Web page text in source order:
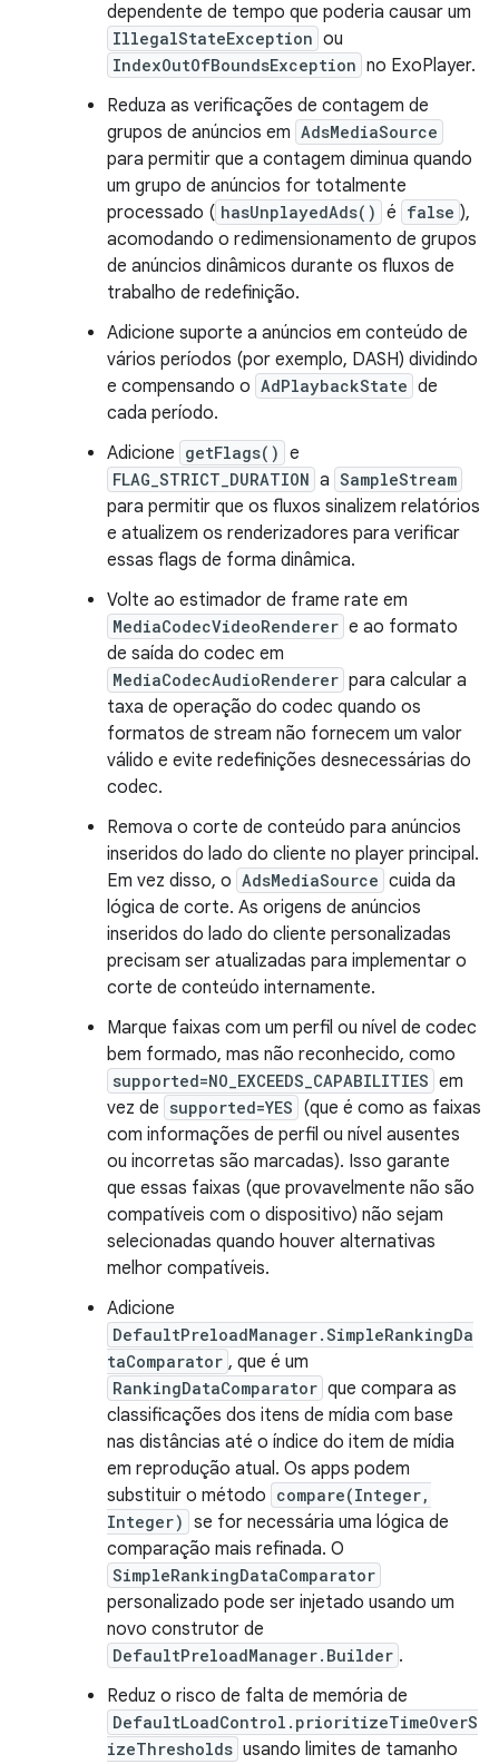
dependente de tempo que poderia causar um
IllegalStateException ou
IndexOutOfBoundsException no ExoPlayer.
Reduza as verificações de contagem de
grupos de anúncios em AdsMediaSource
para permitir que a contagem diminua quando
um grupo de anúncios for totalmente
processado ( hasUnplayedAds() é false ),
acomodando o redimensionamento de grupos
de anúncios dinâmicos durante os fluxos de
trabalho de redefinição.
Adicione suporte a anúncios em conteúdo de
vários períodos (por exemplo, DASH) dividindo
e compensando o AdPlaybackState de
cada período.
Adicione getFlags() e
FLAG_STRICT_DURATION a SampleStream
para permitir que os fluxos sinalizem relatórios
e atualizem os renderizadores para verificar
essas flags de forma dinâmica.
Volte ao estimador de frame rate em
MediaCodecVideoRenderer e ao formato
de saída do codec em
MediaCodecAudioRenderer para calcular a
taxa de operação do codec quando os
formatos de stream não fornecem um valor
válido e evite redefinições desnecessárias do
codec.
Remova o corte de conteúdo para anúncios
inseridos do lado do cliente no player principal.
Em vez disso, o AdsMediaSource cuida da
lógica de corte. As origens de anúncios
inseridos do lado do cliente personalizadas
precisam ser atualizadas para implementar o
corte de conteúdo internamente.
Marque faixas com um perfil ou nível de codec
bem formado, mas não reconhecido, como
supported=NO_EXCEEDS_CAPABILITIES em
vez de supported=YES (que é como as faixas
com informações de perfil ou nível ausentes
ou incorretas são marcadas). Isso garante
que essas faixas (que provavelmente não são
compatíveis com o dispositivo) não sejam
selecionadas quando houver alternativas
melhor compatíveis.
Adicione
DefaultPreloadManager.SimpleRankingDa
taComparator , que é um
RankingDataComparator que compara as
classificações dos itens de mídia com base
nas distâncias até o índice do item de mídia
em reprodução atual. Os apps podem
substituir o método compare(Integer,
Integer) se for necessária uma lógica de
comparação mais refinada. O
SimpleRankingDataComparator
personalizado pode ser injetado usando um
novo construtor de
DefaultPreloadManager.Builder .
Reduz o risco de falta de memória de
DefaultLoadControl.prioritizeTimeOverS
izeThresholds usando limites de tamanho